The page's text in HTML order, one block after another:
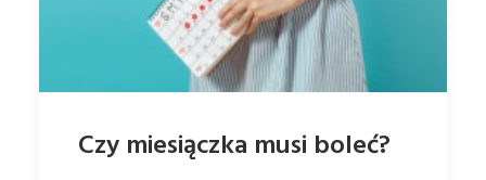
Czy miesiączka musi boleć?